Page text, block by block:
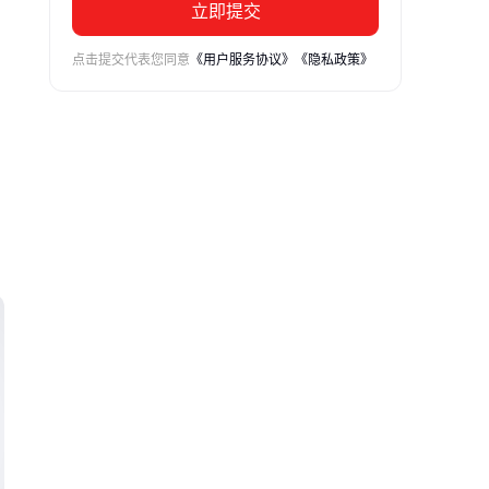
立即提交
点击提交代表您同意 《用户服务协议》 《隐私政策》